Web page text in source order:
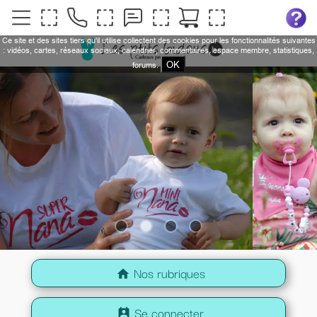
home Nos rubriques
perm_contact_calendar Se connecter
Ce site et des sites tiers qu'il utilise collectent des cookies pour les fonctionnalités suivantes
: vidéos, cartes, réseaux sociaux, calendrier, commentaires, espace membre, statistiques,
forums.
OK